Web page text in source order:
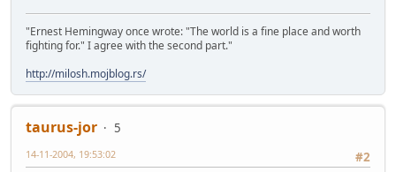
"Ernest Hemingway once wrote: "The world is a fine place and worth
fighting for." I agree with the second part."
http://milosh.mojblog.rs/
taurus-jor
5
#2
14-11-2004, 19:53:02